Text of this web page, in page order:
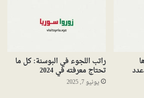
راتب اللجوء في البوسنة: كل ما
تحتاج معرفته في 2024
يونيو 7, 2025